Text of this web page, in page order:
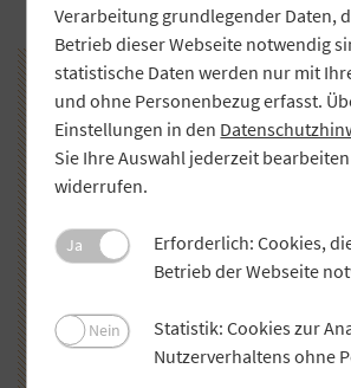
Verarbeitung grundlegender Daten,
Betrieb dieser Webseite notwendig
statistische Daten werden nur mit
und ohne Personenbezug erfasst.
Einstellungen in den
Sie Ihre Auswahl jederzeit
widerrufen.
Ja
Erforderlich: Cookies,
Betrieb der Webseite
Nein
Statistik: Cookies zur
Nutzerverhaltens ohne